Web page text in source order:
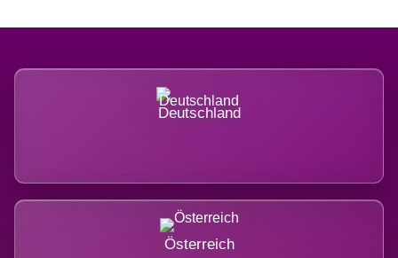
Deutschland
Österreich